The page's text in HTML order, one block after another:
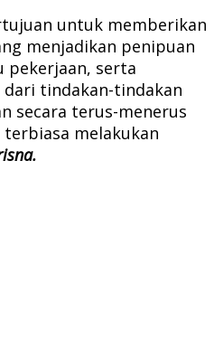
untuk memberikan
menjadikan penipuan
pekerjaan, serta
tindakan-tindakan
secara terus-menerus
melakukan